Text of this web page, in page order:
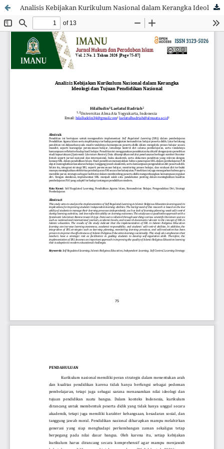
Analisis Kebijakan Kurikulum Nasional dalam Kerangka Ideologi dan Tujuan Pendidikan Nasional